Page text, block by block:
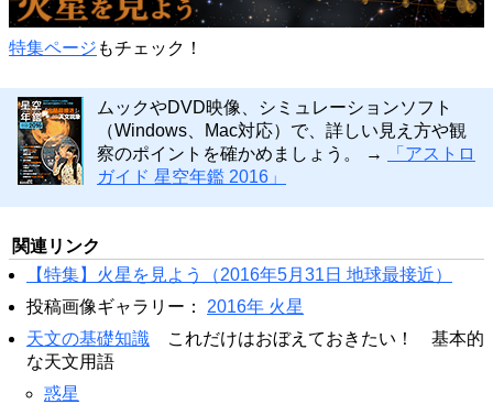
特集ページ もチェック！
ムックやDVD映像、シミュレーションソフト
（Windows、Mac対応）で、詳しい見え方や観
察のポイントを確かめましょう。 →
「アストロ
ガイド 星空年鑑 2016」
関連リンク
【特集】火星を見よう（2016年5月31日 地球最接近）
投稿画像ギャラリー： 2016年 火星
天文の基礎知識 これだけはおぼえておきたい！ 基本的
な天文用語
惑星